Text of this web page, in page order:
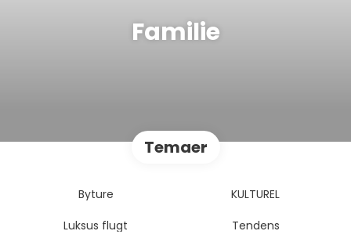
Familie
Temaer
Byture
KULTUREL
Luksus flugt
Tendens